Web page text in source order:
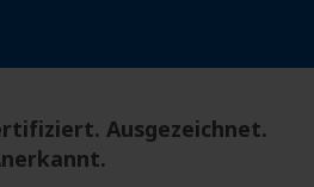
Ausgezeichnet.